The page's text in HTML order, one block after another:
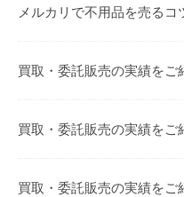
メルカリで不用品を売るコ
買取・委託販売の実績をご
買取・委託販売の実績をご
買取・委託販売の実績をご